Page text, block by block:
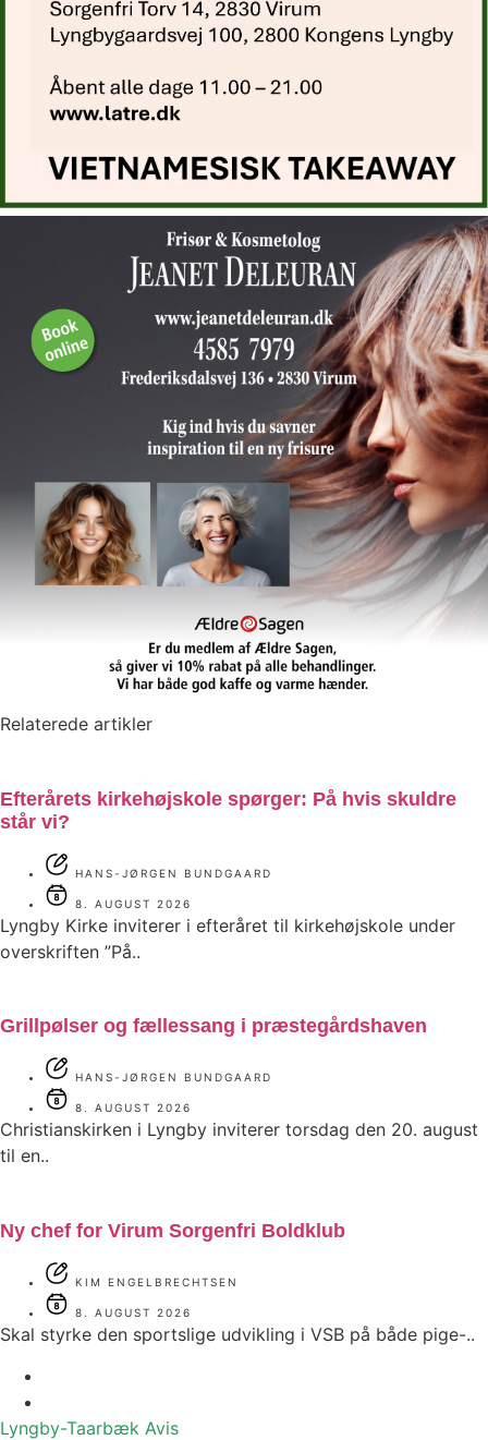
Relaterede artikler
Efterårets kirkehøjskole spørger: På hvis skuldre
står vi?
HANS-JØRGEN BUNDGAARD
8. AUGUST 2026
Lyngby Kirke inviterer i efteråret til kirkehøjskole under
overskriften ”På..
Grillpølser og fællessang i præstegårdshaven
HANS-JØRGEN BUNDGAARD
8. AUGUST 2026
Christianskirken i Lyngby inviterer torsdag den 20. august
til en..
Ny chef for Virum Sorgenfri Boldklub
KIM ENGELBRECHTSEN
8. AUGUST 2026
Skal styrke den sportslige udvikling i VSB på både pige-..
Lyngby-Taarbæk Avis